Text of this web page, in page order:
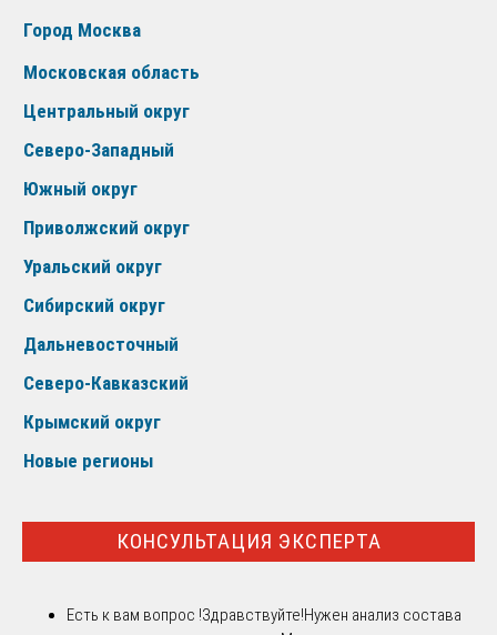
Город Москва
Московская область
Центральный округ
Северо-Западный
Южный округ
Приволжский округ
Уральский округ
Сибирский округ
Дальневосточный
Северо-Кавказский
Крымский округ
Новые регионы
КОНСУЛЬТАЦИЯ ЭКСПЕРТА
Есть к вам вопрос !Здравствуйте!Нужен анализ состава